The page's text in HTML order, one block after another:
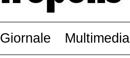
Giornale Multimedia